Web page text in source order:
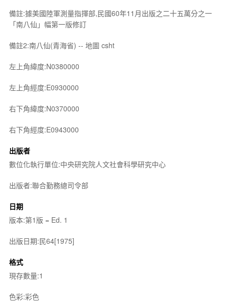
備註:據美國陸軍測量指揮部,民國60年11月出版之二十五萬分之一
「南八仙」幅第一版修訂
備註2:南八仙(青海省) -- 地圖 csht
左上角緯度:N0380000
左上角經度:E0930000
右下角緯度:N0370000
右下角經度:E0943000
出版者
數位化執行單位:中央研究院人文社會科學研究中心
出版者:聯合勤務總司令部
日期
版本:第1版 = Ed. 1
出版日期:民64[1975]
格式
現存數量:1
色彩:彩色